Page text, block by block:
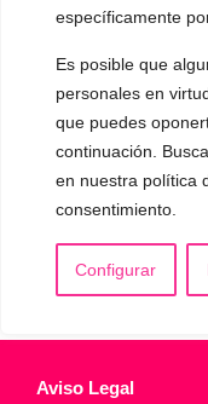
específicamente
Es posible que
personales en
que puedes
continuación.
en nuestra política
consentimiento.
Configurar
🟥 CIRUGÍA:
CONTACTO
✅Pide tu CITA
Email :
Aviso Legal